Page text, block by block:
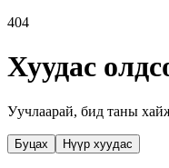
404
Хуудас
Уучлаарай, бид таны
Буцах Нүүр хуудас